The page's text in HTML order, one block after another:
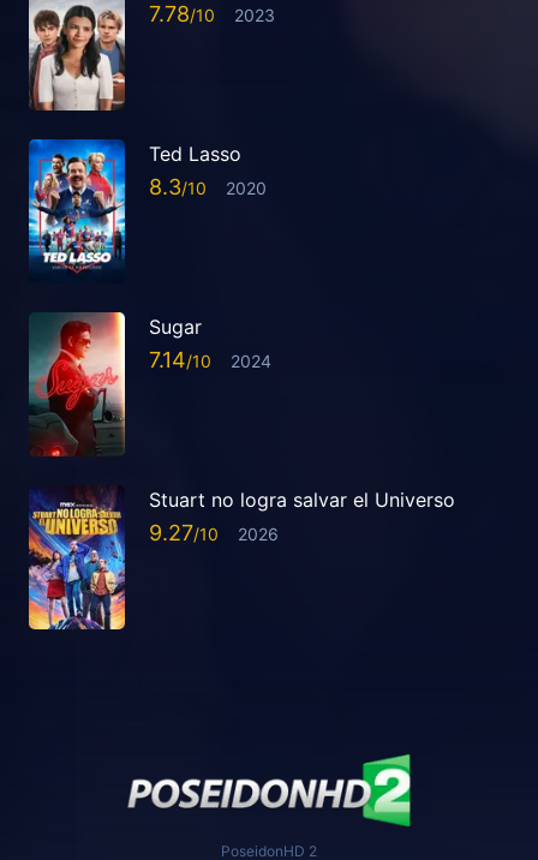
7.78 2023
Ted Lasso
8.3 2020
Sugar
7.14 2024
Stuart no logra salvar el Universo
9.27 2026
PoseidonHD 2